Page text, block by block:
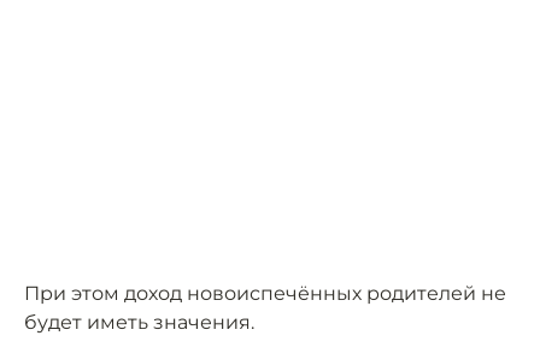
При этом доход новоиспечённых родителей не
будет иметь значения.